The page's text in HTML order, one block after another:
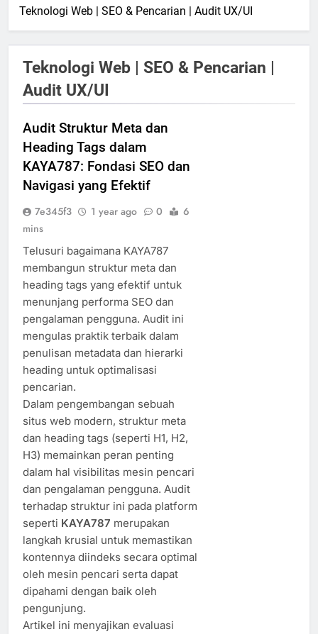
Teknologi Web | SEO & Pencarian | Audit UX/UI
Teknologi Web | SEO & Pencarian |
Audit UX/UI
Audit Struktur Meta dan
Heading Tags dalam
KAYA787: Fondasi SEO dan
Navigasi yang Efektif
7e345f3 1 year ago 0
6
mins
Telusuri bagaimana KAYA787
membangun struktur meta dan
heading tags yang efektif untuk
menunjang performa SEO dan
pengalaman pengguna. Audit ini
mengulas praktik terbaik dalam
penulisan metadata dan hierarki
heading untuk optimalisasi
pencarian.
Dalam pengembangan sebuah
situs web modern, struktur meta
dan heading tags (seperti H1, H2,
H3) memainkan peran penting
dalam hal visibilitas mesin pencari
dan pengalaman pengguna. Audit
terhadap struktur ini pada platform
seperti KAYA787 merupakan
langkah krusial untuk memastikan
kontennya diindeks secara optimal
oleh mesin pencari serta dapat
dipahami dengan baik oleh
pengunjung.
Artikel ini menyajikan evaluasi